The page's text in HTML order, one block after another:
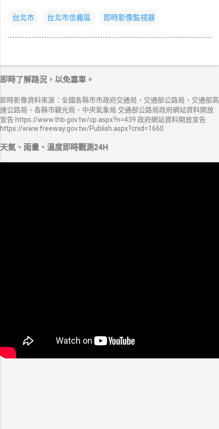
台北市 台北市信義區 即時影像監視器
即時了解路況，以免塞車。
即時影像資料來源：全國各縣市市政府交通局、交通部公路局、交通部高
速公路局、各縣市觀光局、中央氣象局 交通部公路局政府網站資料開放
宣告 https://www.thb.gov.tw/cp.aspx?n=439 政府網站資料開放宣告
https://www.freeway.gov.tw/Publish.aspx?cnid=1660
天氣、雨量、溫度即時觀測24H